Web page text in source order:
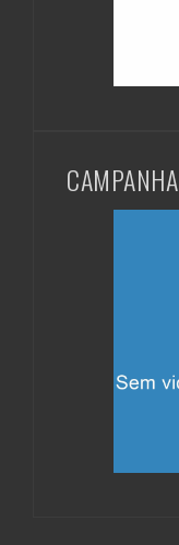
CAMPANHA